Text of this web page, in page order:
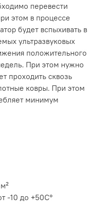
перевести
этом в процессе
будет вспыхивать в
ультразвуковых
положительного
При этом нужно
проходить сквозь
ковры. При этом
минимум
-10 до +50С°